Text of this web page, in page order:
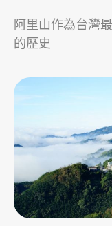
阿里山作為台灣
的歷史